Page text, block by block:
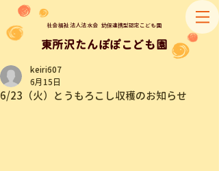
社会福祉法人法水会 幼保連携型認定こども園
​東所沢たんぽぽこども園
6/23（火）とうもろこし収穫のお知らせ
keiri607
6月15日